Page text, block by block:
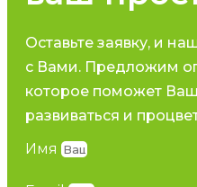
Оставьте заявку, и
с Вами. Предложим
которое поможет
развиваться и
Имя